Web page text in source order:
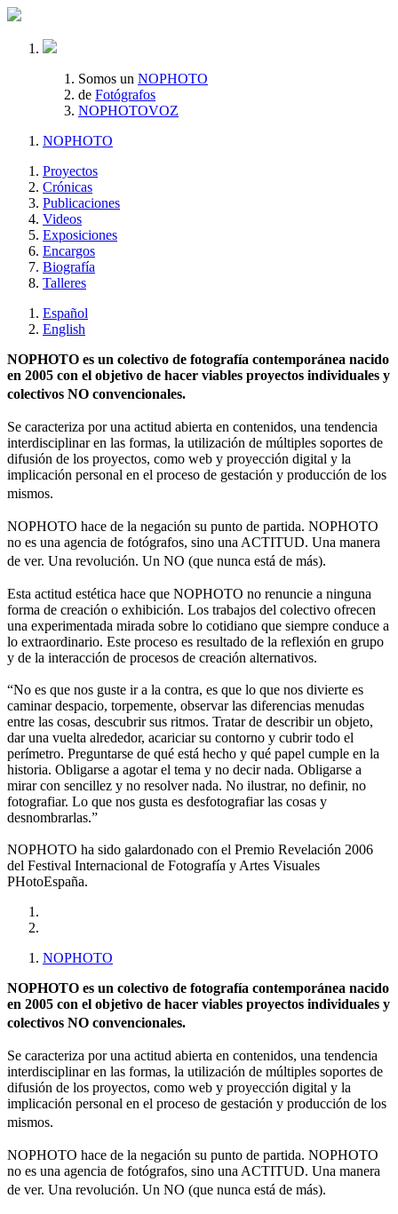
Somos un NOPHOTO
de Fotógrafos
NOPHOTOVOZ
NOPHOTO
Proyectos
Crónicas
Publicaciones
Videos
Exposiciones
Encargos
Biografía
Talleres
Español
English
NOPHOTO es un colectivo de fotografía contemporánea nacido
en 2005 con el objetivo de hacer viables proyectos individuales y
colectivos NO convencionales.
Se caracteriza por una actitud abierta en contenidos, una tendencia
interdisciplinar en las formas, la utilización de múltiples soportes de
difusión de los proyectos, como web y proyección digital y la
implicación personal en el proceso de gestación y producción de los
mismos.
NOPHOTO hace de la negación su punto de partida. NOPHOTO
no es una agencia de fotógrafos, sino una ACTITUD. Una manera
de ver. Una revolución. Un NO (que nunca está de más).
Esta actitud estética hace que NOPHOTO no renuncie a ninguna
forma de creación o exhibición. Los trabajos del colectivo ofrecen
una experimentada mirada sobre lo cotidiano que siempre conduce a
lo extraordinario. Este proceso es resultado de la reflexión en grupo
y de la interacción de procesos de creación alternativos.
“No es que nos guste ir a la contra, es que lo que nos divierte es
caminar despacio, torpemente, observar las diferencias menudas
entre las cosas, descubrir sus ritmos. Tratar de describir un objeto,
dar una vuelta alrededor, acariciar su contorno y cubrir todo el
perímetro. Preguntarse de qué está hecho y qué papel cumple en la
historia. Obligarse a agotar el tema y no decir nada. Obligarse a
mirar con sencillez y no resolver nada. No ilustrar, no definir, no
fotografiar. Lo que nos gusta es desfotografiar las cosas y
desnombrarlas.”
NOPHOTO ha sido galardonado con el Premio Revelación 2006
del Festival Internacional de Fotografía y Artes Visuales
PHotoEspaña.
NOPHOTO
NOPHOTO es un colectivo de fotografía contemporánea nacido
en 2005 con el objetivo de hacer viables proyectos individuales y
colectivos NO convencionales.
Se caracteriza por una actitud abierta en contenidos, una tendencia
interdisciplinar en las formas, la utilización de múltiples soportes de
difusión de los proyectos, como web y proyección digital y la
implicación personal en el proceso de gestación y producción de los
mismos.
NOPHOTO hace de la negación su punto de partida. NOPHOTO
no es una agencia de fotógrafos, sino una ACTITUD. Una manera
de ver. Una revolución. Un NO (que nunca está de más).